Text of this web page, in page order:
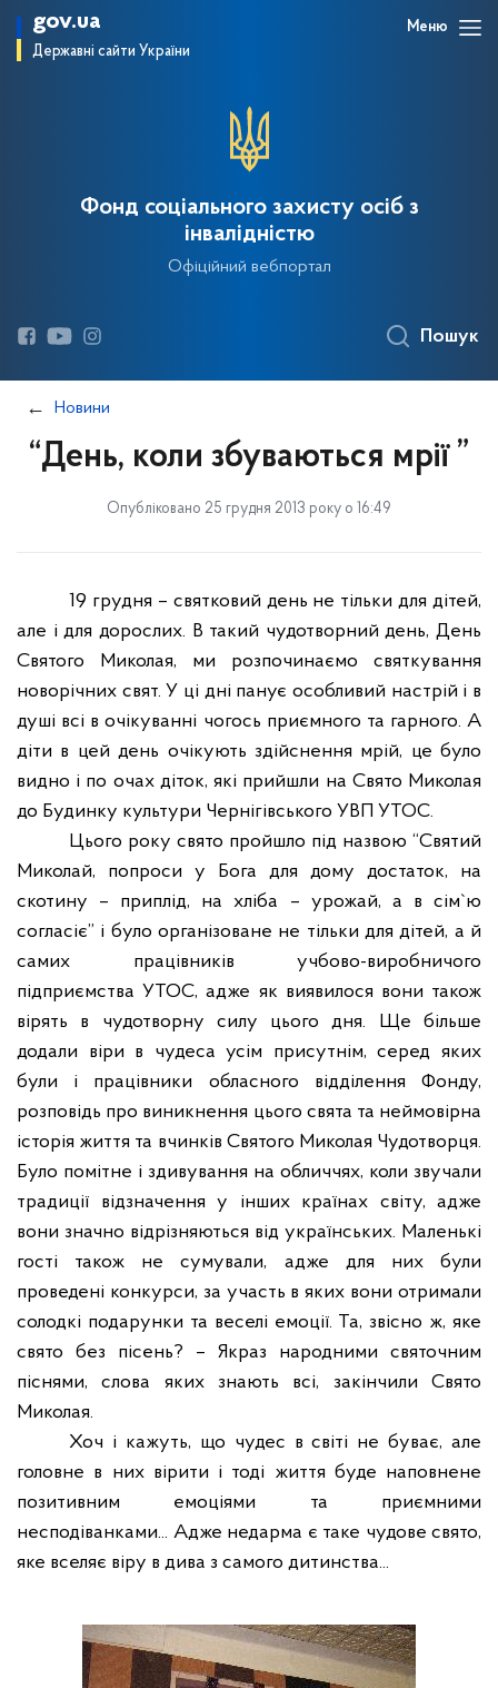
gov.ua
Державні сайти України
Меню
Фонд соціального захисту осіб з
інвалідністю
Офіційний вебпортал
Пошук
Новини
“День, коли збуваються мрії ”
Опубліковано 25 грудня 2013 року о 16:49
19 грудня – святковий день не тільки для дітей,
але і для дорослих. В такий чудотворний день, День
Святого Миколая, ми розпочинаємо святкування
новорічних свят. У ці дні панує особливий настрій і в
душі всі в очікуванні чогось приємного та гарного. А
діти в цей день очікують здійснення мрій, це було
видно і по очах діток, які прийшли на Свято Миколая
до Будинку культури Чернігівського УВП УТОС.
Цього року свято пройшло під назвою “Святий
Миколай, попроси у Бога для дому достаток, на
скотину – приплід, на хліба – урожай, а в сім`ю
согласіє” і було організоване не тільки для дітей, а й
самих працівників учбово-виробничого
підприємства УТОС, адже як виявилося вони також
вірять в чудотворну силу цього дня. Ще більше
додали віри в чудеса усім присутнім, серед яких
були і працівники обласного відділення Фонду,
розповідь про виникнення цього свята та неймовірна
історія життя та вчинків Святого Миколая Чудотворця.
Було помітне і здивування на обличчях, коли звучали
традиції відзначення у інших країнах світу, адже
вони значно відрізняються від українських. Маленькі
гості також не сумували, адже для них були
проведені конкурси, за участь в яких вони отримали
солодкі подарунки та веселі емоції. Та, звісно ж, яке
свято без пісень? – Якраз народними святочним
піснями, слова яких знають всі, закінчили Свято
Миколая.
Хоч і кажуть, що чудес в світі не буває, але
головне в них вірити і тоді життя буде наповнене
позитивним емоціями та приємними
несподіванками... Адже недарма є таке чудове свято,
яке вселяє віру в дива з самого дитинства...